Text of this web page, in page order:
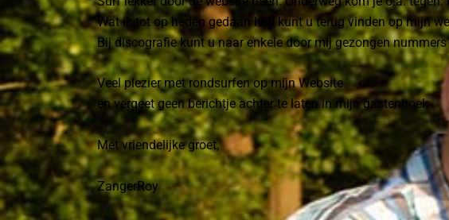
Wat ik tot op heden gedaan heb kunt u terug vinden op mijn
Bij discografie kunt u naar enkele door mij gezongen nummers
Veel plezier met rondsurfen op mijn Website
en vergeet geen berichtje achter te laten in mijn gastenboek .
Met vriendelijke groet,
ZangerRoy